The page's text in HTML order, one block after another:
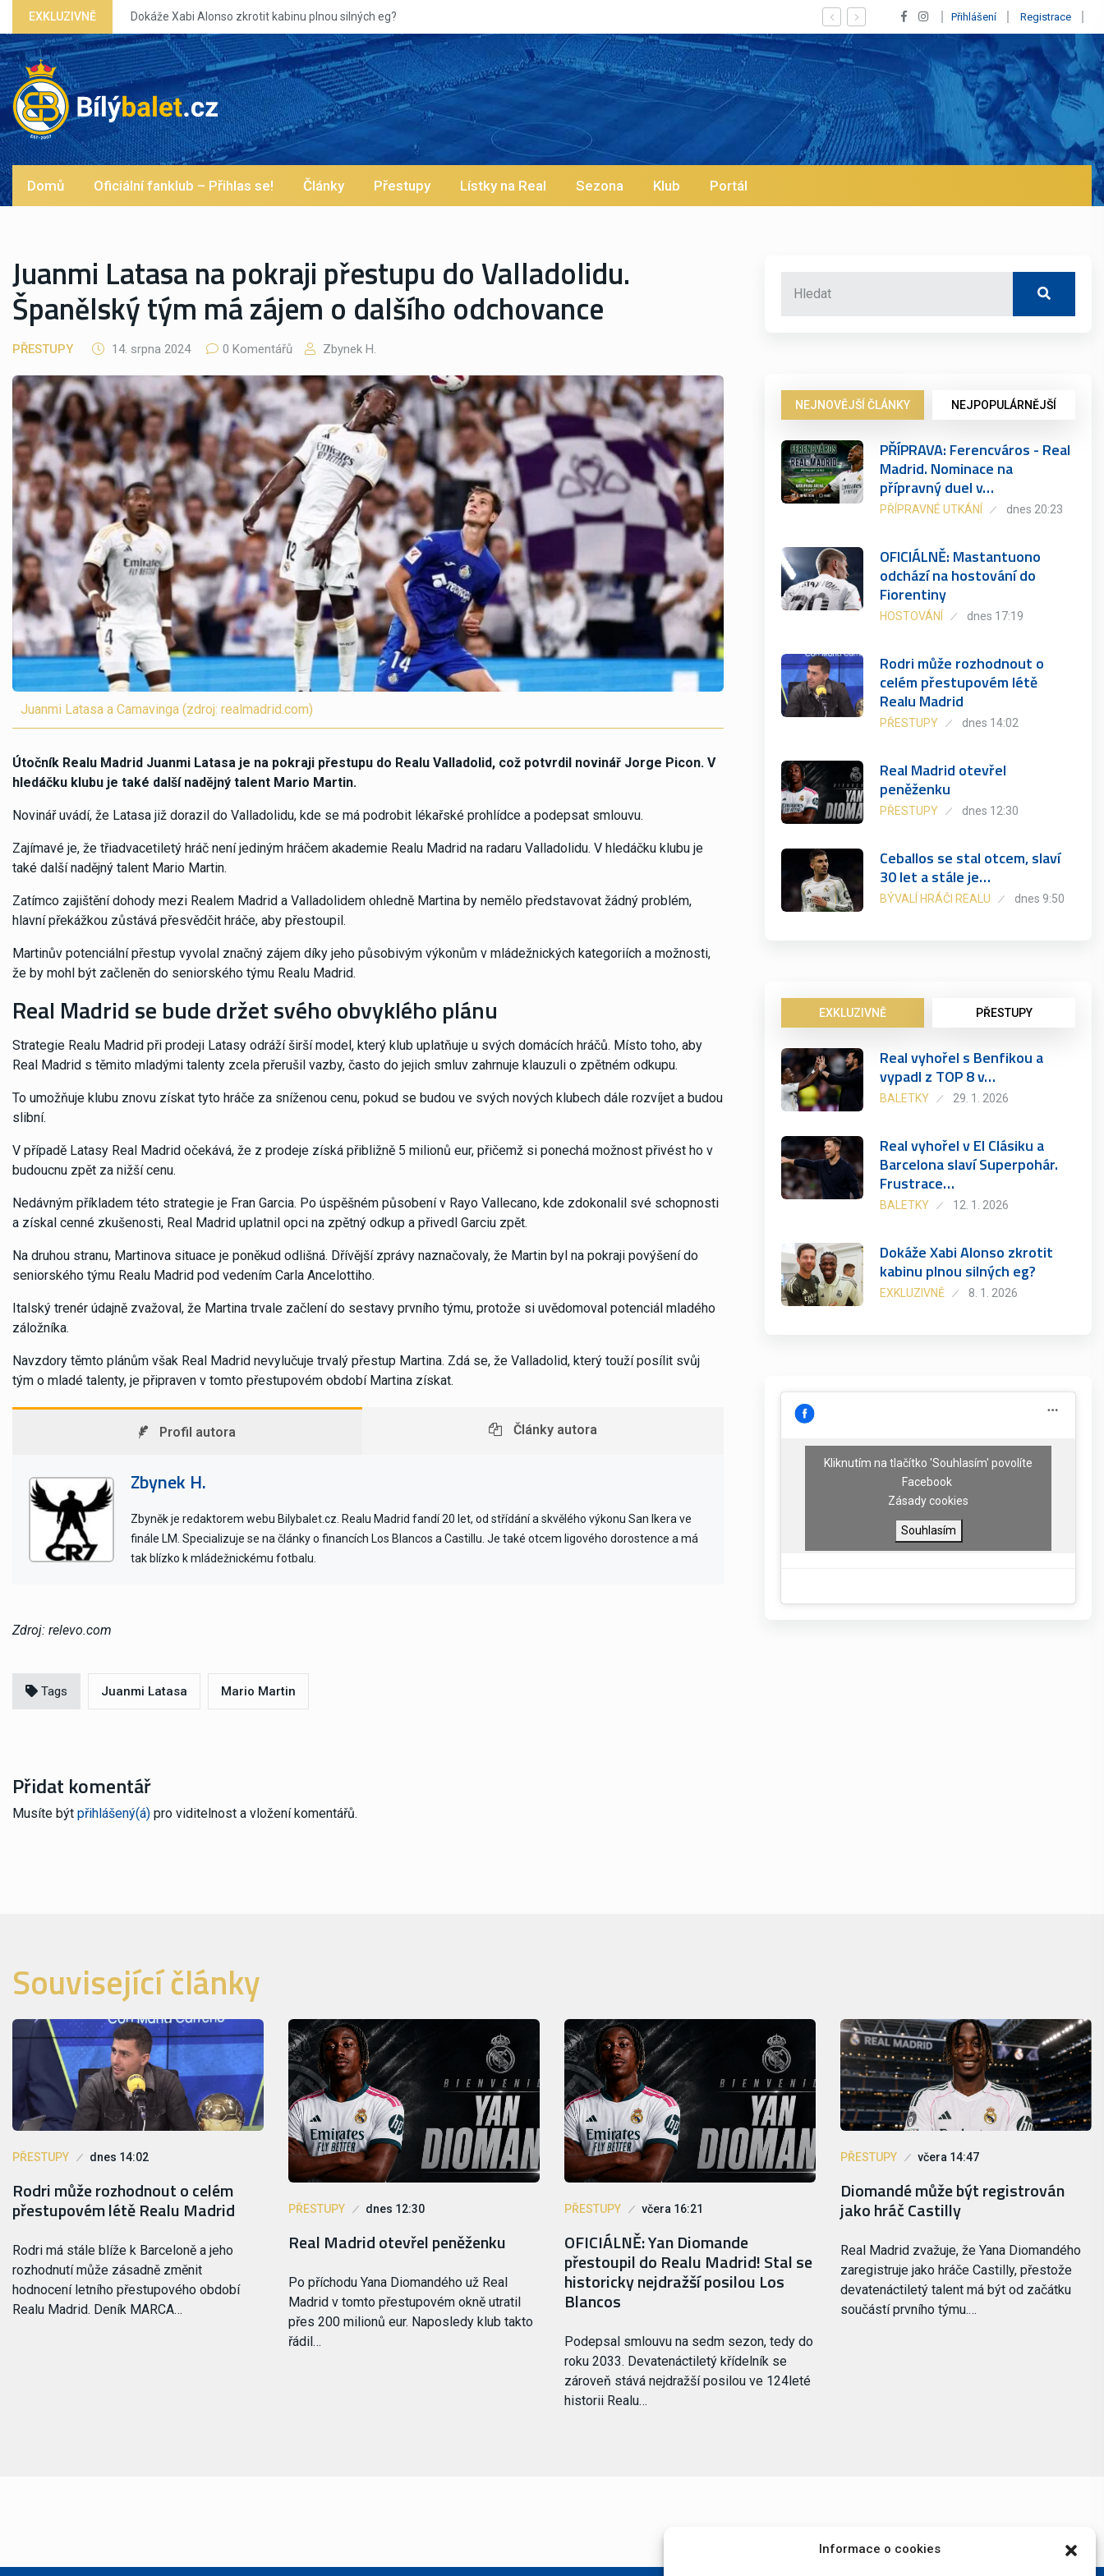
Informace o cookies
EXKLUZIVNĚ
Dokáže Xabi Alonso zkrotit kabinu plnou silných eg? Vypískaný Vinícius! Blíží se jeho odchod z Realu a pustí se klub
Přihlášení Registrace
Domů Oficiální fanklub – Přihlas se! Články Přestupy Lístky na Real Sezona Klub Portál
Juanmi Latasa na pokraji přestupu do Valladolidu.
Španělský tým má zájem o dalšího odchovance
PŘESTUPY 14. srpna 2024 0 Komentářů Zbynek H.
Juanmi Latasa a Camavinga (zdroj: realmadrid.com)
Útočník Realu Madrid Juanmi Latasa je na pokraji přestupu do Realu Valladolid, což potvrdil novinář Jorge Picon. V
hledáčku klubu je také další nadějný talent Mario Martin.
Novinář uvádí, že Latasa již dorazil do Valladolidu, kde se má podrobit lékařské prohlídce a podepsat smlouvu.
Zajímavé je, že třiadvacetiletý hráč není jediným hráčem akademie Realu Madrid na radaru Valladolidu. V hledáčku klubu je
také další nadějný talent Mario Martin.
Zatímco zajištění dohody mezi Realem Madrid a Valladolidem ohledně Martina by nemělo představovat žádný problém,
hlavní překážkou zůstává přesvědčit hráče, aby přestoupil.
Martinův potenciální přestup vyvolal značný zájem díky jeho působivým výkonům v mládežnických kategoriích a možnosti,
že by mohl být začleněn do seniorského týmu Realu Madrid.
Real Madrid se bude držet svého obvyklého plánu
Strategie Realu Madrid při prodeji Latasy odráží širší model, který klub uplatňuje u svých domácích hráčů. Místo toho, aby
Real Madrid s těmito mladými talenty zcela přerušil vazby, často do jejich smluv zahrnuje klauzuli o zpětném odkupu.
To umožňuje klubu znovu získat tyto hráče za sníženou cenu, pokud se budou ve svých nových klubech dále rozvíjet a budou
slibní.
V případě Latasy Real Madrid očekává, že z prodeje získá přibližně 5 milionů eur, přičemž si ponechá možnost přivést ho v
budoucnu zpět za nižší cenu.
Nedávným příkladem této strategie je Fran Garcia. Po úspěšném působení v Rayo Vallecano, kde zdokonalil své schopnosti
a získal cenné zkušenosti, Real Madrid uplatnil opci na zpětný odkup a přivedl Garciu zpět.
Na druhou stranu, Martinova situace je poněkud odlišná. Dřívější zprávy naznačovaly, že Martin byl na pokraji povýšení do
seniorského týmu Realu Madrid pod vedením Carla Ancelottiho.
Italský trenér údajně zvažoval, že Martina trvale začlení do sestavy prvního týmu, protože si uvědomoval potenciál mladého
záložníka.
Navzdory těmto plánům však Real Madrid nevylučuje trvalý přestup Martina. Zdá se, že Valladolid, který touží posílit svůj
tým o mladé talenty, je připraven v tomto přestupovém období Martina získat.
Profil autora Články autora
Zbynek H.
Zbyněk je redaktorem webu Bilybalet.cz. Realu Madrid fandí 20 let, od střídání a skvělého výkonu San Ikera ve
finále LM. Specializuje se na články o financích Los Blancos a Castillu. Je také otcem ligového dorostence a má
tak blízko k mládežnickému fotbalu.
Zdroj: relevo.com
Tags Juanmi Latasa Mario Martin
Přidat komentář
Musíte být přihlášený(á) pro viditelnost a vložení komentářů.
NEJNOVĚJŠÍ ČLÁNKY NEJPOPULÁRNĚJŠÍ
PŘÍPRAVA: Ferencváros - Real
Madrid. Nominace na
přípravný duel v…
PŘÍPRAVNÉ UTKÁNÍ dnes 20:23
OFICIÁLNĚ: Mastantuono
odchází na hostování do
Fiorentiny
HOSTOVÁNÍ dnes 17:19
Rodri může rozhodnout o
celém přestupovém létě
Realu Madrid
PŘESTUPY dnes 14:02
Real Madrid otevřel
peněženku
PŘESTUPY dnes 12:30
Ceballos se stal otcem, slaví
30 let a stále je…
BÝVALÍ HRÁČI REALU dnes 9:50
EXKLUZIVNĚ PŘESTUPY
Real vyhořel s Benfikou a
vypadl z TOP 8 v…
BALETKY 29. 1. 2026
Real vyhořel v El Clásiku a
Barcelona slaví Superpohár.
Frustrace…
BALETKY 12. 1. 2026
Dokáže Xabi Alonso zkrotit
kabinu plnou silných eg?
EXKLUZIVNĚ 8. 1. 2026
Kliknutím na tlačítko 'Souhlasím' povolíte
Facebook
Zásady cookies
Souhlasím
Související články
PŘESTUPY dnes 14:02
Rodri může rozhodnout o celém
přestupovém létě Realu Madrid
Rodri má stále blíže k Barceloně a jeho
rozhodnutí může zásadně změnit
hodnocení letního přestupového období
Realu Madrid. Deník MARCA…
PŘESTUPY dnes 12:30
Real Madrid otevřel peněženku
Po příchodu Yana Diomandého už Real
Madrid v tomto přestupovém okně utratil
přes 200 milionů eur. Naposledy klub takto
řádil…
PŘESTUPY včera 16:21
OFICIÁLNĚ: Yan Diomande
přestoupil do Realu Madrid! Stal se
historicky nejdražší posilou Los
Blancos
Podepsal smlouvu na sedm sezon, tedy do
roku 2033. Devatenáctiletý křídelník se
zároveň stává nejdražší posilou ve 124leté
historii Realu…
PŘESTUPY včera 14:47
Diomandé může být registrován
jako hráč Castilly
Real Madrid zvažuje, že Yana Diomandého
zaregistruje jako hráče Castilly, přestože
devatenáctiletý talent má být od začátku
součástí prvního týmu.…